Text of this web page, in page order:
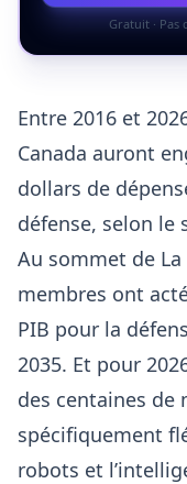
Gratuit · Pas
Entre 2016 et
Canada auront
dollars de
défense, selon le
Au sommet de
membres ont
PIB pour la
2035. Et pour
des centaines de
spécifiquement
robots et l’